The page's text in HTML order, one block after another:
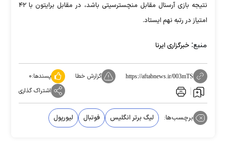
نتیجه بازی آرسنال مقابل منچسترسیتی باشد، در مقابل برایتون با ۴۲
امتیاز در رتبه نهم ایستاد.
منبع: خبرگزاری ایرنا
https://aftabnews.ir/003mTS گزارش خطا پسندها:۰
اشتراک گذاری
برچسب‌ها: لیگ برتر انگلیس فوتبال لیورپول